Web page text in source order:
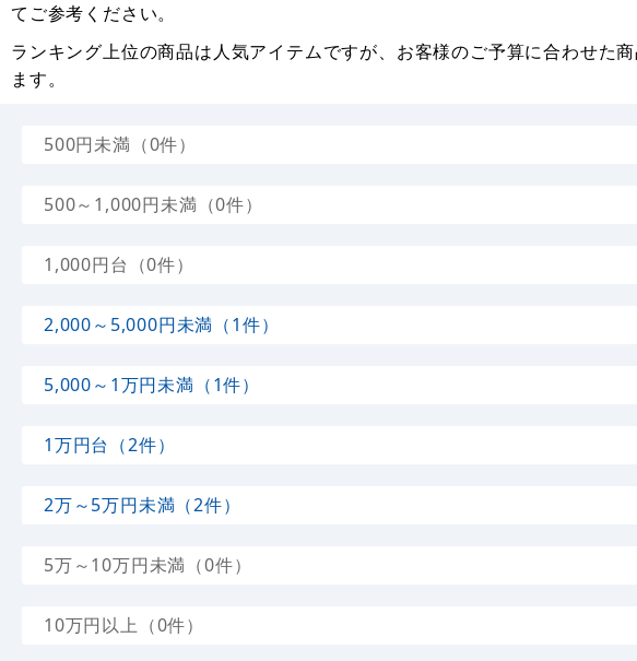
てご参考ください。
ランキング上位の商品は人気アイテムですが、お客様のご予算に合わせた
ます。
500円未満（0件）
500～1,000円未満（0件）
1,000円台（0件）
2,000～5,000円未満（1件）
5,000～1万円未満（1件）
1万円台（2件）
2万～5万円未満（2件）
5万～10万円未満（0件）
10万円以上（0件）